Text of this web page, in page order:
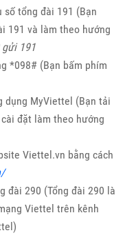
tổng đài 191 (Bạn
191 và làm theo hướng
gửi 191
*098# (Bạn bấm phím
dụng MyViettel (Bạn tải
đặt làm theo hướng
Viettel.vn bằng cách
đài 290 (Tổng đài 290 là
Viettel trên kênh